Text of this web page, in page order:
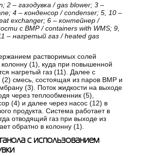
2 –газодувка / gas blower; 3 –
4 –конденсор/ condenser; 5, 10 –
exchanger; 6 –контейнер/
с ВМР/ containers with WMS; 9,
–нагретый газ / heated gas
растворимых солей
колонну (1), куда при повышенной
нагретый газ (11). Далее с
(2) смесь, состоящая из паров ВМР и
(3). Поток жидкости на выходе
через теплообменник (5),
(4) и далее через насос (12) в
продукта. Система работает в
отводящий газ при выходе из
обратно в колонну (1).
с использованием